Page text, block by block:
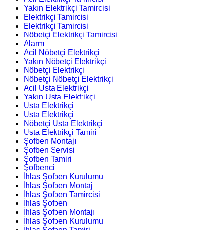
Yakın Elektrikçi Tamircisi
Elektrikçi Tamircisi
Elektrikçi Tamircisi
Nöbetçi Elektrikçi Tamircisi
Alarm
Acil Nöbetçi Elektrikçi
Yakın Nöbetçi Elektrikçi
Nöbetçi Elektrikçi
Nöbetçi Nöbetçi Elektrikçi
Acil Usta Elektrikçi
Yakın Usta Elektrikçi
Usta Elektrikçi
Usta Elektrikçi
Nöbetçi Usta Elektrikçi
Usta Elektrikçi Tamiri
Şofben Montajı
Şofben Servisi
Şofben Tamiri
Şofbenci
İhlas Şofben Kurulumu
İhlas Şofben Montaj
İhlas Şofben Tamircisi
İhlas Şofben
İhlas Şofben Montajı
İhlas Şofben Kurulumu